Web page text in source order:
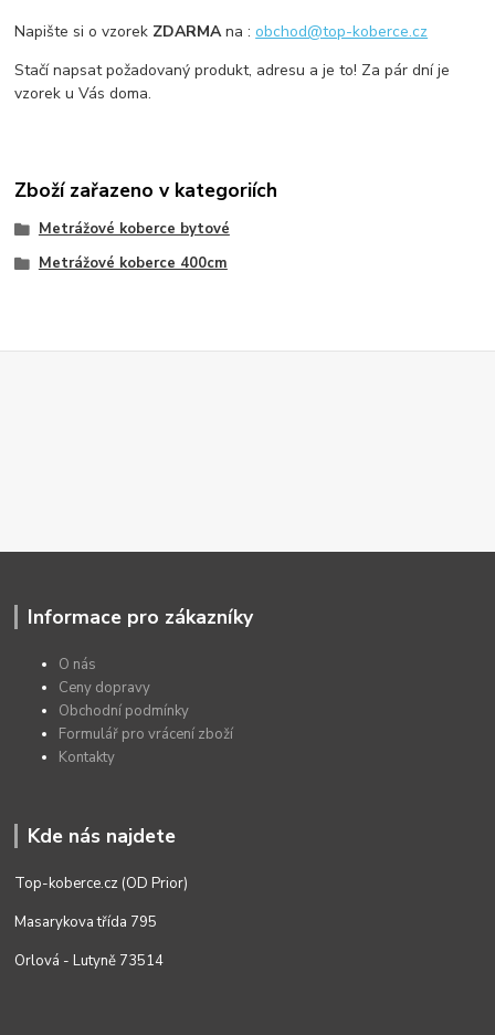
Napište si o vzorek ZDARMAna :obchod@top-koberce.cz
Stačí napsat požadovaný produkt, adresu a je to! Za pár dní je
vzorek u Vás doma.
Zboží zařazeno v kategoriích
Metrážové koberce bytové
Metrážové koberce 400cm
Informace pro zákazníky
O nás
Ceny dopravy
Obchodní podmínky
Formulář pro vrácení zboží
Kontakty
Kde nás najdete
Top-koberce.cz (OD Prior)
Masarykova třída 795
Orlová - Lutyně 73514